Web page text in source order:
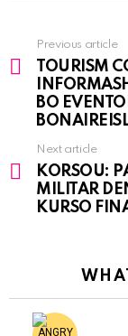
See
more
Previous article
TOURISM
BO
Next article
KORSOU:
MILITAR
KURSO